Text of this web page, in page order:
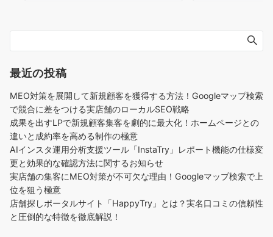
最近の投稿
MEO対策を展開して新規顧客を獲得する方法！Googleマップ検索
で競合に差をつける実店舗のローカルSEO戦略
成果を出すLPで新規顧客集客を劇的に最大化！ホームページとの
違いと成約率を高める制作の極意
AIインスタ運用分析支援ツール「InstaTry」レポート機能の仕様変
更と効果的な確認方法に関するお知らせ
実店舗の集客にMEO対策が不可欠な理由！Googleマップ検索で上
位を狙う極意
店舗探しポータルサイト「HappyTry」とは？実名口コミの信頼性
と圧倒的な特徴を徹底解説！